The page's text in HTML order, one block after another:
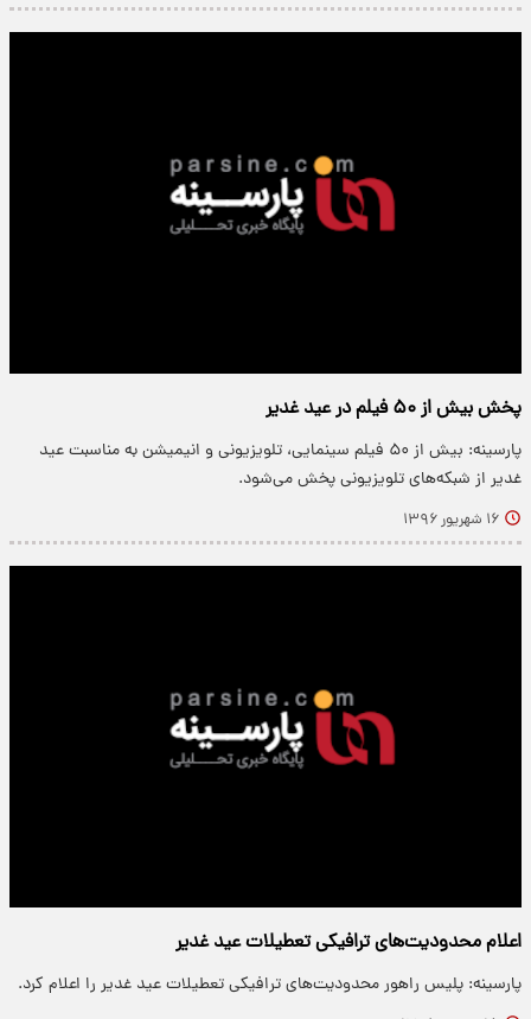
پخش بیش از ۵۰ فیلم‌ در عید غدیر
پارسینه: بیش از ۵۰ فیلم‌ سینمایی، تلویزیونی و انیمیشن به مناسبت عید
غدیر از شبکه‌های تلویزیونی پخش می‌شود.
۱۶ شهریور ۱۳۹۶
اعلام محدودیت‌های ترافیکی تعطیلات عید غدیر
پارسینه: پلیس راهور محدودیت‌های ترافیکی تعطیلات عید غدیر را اعلام کرد.